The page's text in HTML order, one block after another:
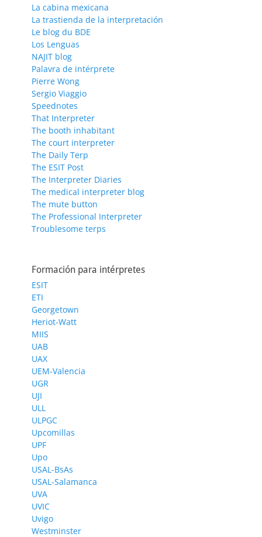
La cabina mexicana
La trastienda de la interpretación
Le blog du BDE
Los Lenguas
NAJIT blog
Palavra de intérprete
Pierre Wong
Sergio Viaggio
Speednotes
That Interpreter
The booth inhabitant
The court interpreter
The Daily Terp
The ESIT Post
The Interpreter Diaries
The medical interpreter blog
The mute button
The Professional Interpreter
Troublesome terps
Formación para intérpretes
ESIT
ETI
Georgetown
Heriot-Watt
MIIS
UAB
UAX
UEM-Valencia
UGR
UJI
ULL
ULPGC
Upcomillas
UPF
Upo
USAL-BsAs
USAL-Salamanca
UVA
UVIC
Uvigo
Westminster